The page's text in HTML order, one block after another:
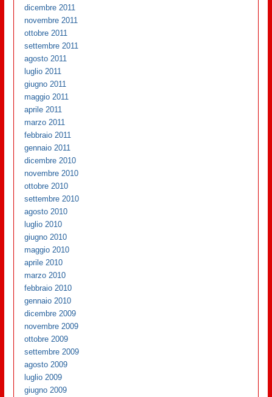
dicembre 2011
novembre 2011
ottobre 2011
settembre 2011
agosto 2011
luglio 2011
giugno 2011
maggio 2011
aprile 2011
marzo 2011
febbraio 2011
gennaio 2011
dicembre 2010
novembre 2010
ottobre 2010
settembre 2010
agosto 2010
luglio 2010
giugno 2010
maggio 2010
aprile 2010
marzo 2010
febbraio 2010
gennaio 2010
dicembre 2009
novembre 2009
ottobre 2009
settembre 2009
agosto 2009
luglio 2009
giugno 2009